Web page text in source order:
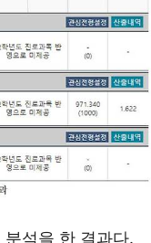
석을 한 결과다.